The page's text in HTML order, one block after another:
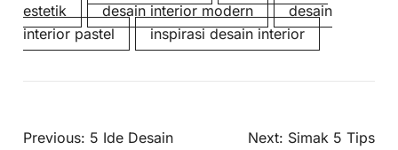
estetik
desain interior modern
desain
interior pastel
inspirasi desain interior
Previous: 5 Ide Desain
Next: Simak 5 Tips